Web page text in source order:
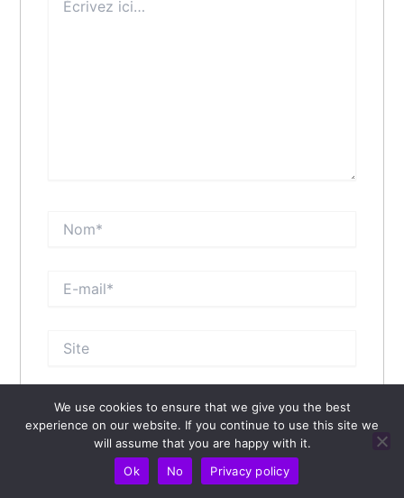
ici…
mail*
Enregistrer mon nom, mon e-mail et mon site
dans le navigateur pour mon prochain commentaire.
We use cookies to ensure that we give you the best
experience on our website. If you continue to use this site we
will assume that you are happy with it.
Ok
No Privacy policy